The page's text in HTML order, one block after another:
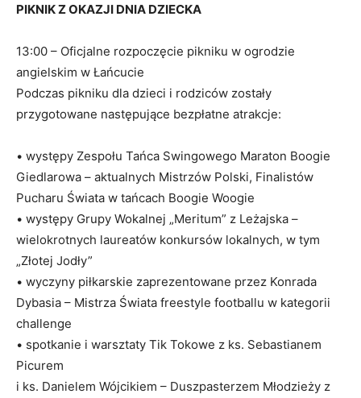
PIKNIK Z OKAZJI DNIA DZIECKA
13:00 – Oficjalne rozpoczęcie pikniku w ogrodzie
angielskim w Łańcucie
Podczas pikniku dla dzieci i rodziców zostały
przygotowane następujące bezpłatne atrakcje:
• występy Zespołu Tańca Swingowego Maraton Boogie
Giedlarowa – aktualnych Mistrzów Polski, Finalistów
Pucharu Świata w tańcach Boogie Woogie
• występy Grupy Wokalnej „Meritum” z Leżajska –
wielokrotnych laureatów konkursów lokalnych, w tym
„Złotej Jodły”
• wyczyny piłkarskie zaprezentowane przez Konrada
Dybasia – Mistrza Świata freestyle footballu w kategorii
challenge
• spotkanie i warsztaty Tik Tokowe z ks. Sebastianem
Picurem
i ks. Danielem Wójcikiem – Duszpasterzem Młodzieży z